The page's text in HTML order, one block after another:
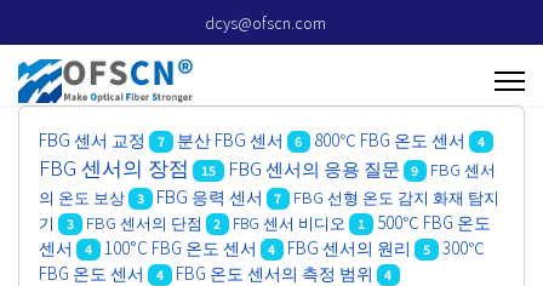
dcys@ofscn.com
FBG 센서 교정 7 분산 FBG 센서 6 800℃ FBG 온도 센서 4
FBG 센서의 장점 15 FBG 센서의 응용 질문 9
FBG 센서
의 온도 보상
3 FBG 응력 센서 7
FBG 선형 온도 감지 화재 탐지
기
3 FBG 센서의 단점 2 FBG 센서 비디오 1
500℃ FBG 온도
센서
4 100°C FBG 온도 센서 4 FBG 센서의 원리 5
300℃
FBG 온도 센서
4 FBG 온도 센서의 측정 범위 4